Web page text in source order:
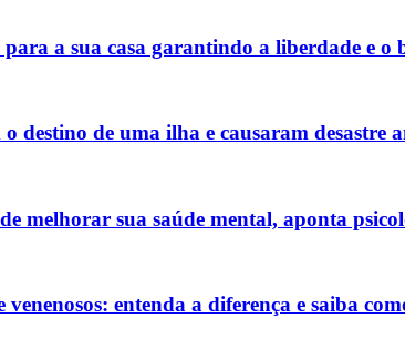
a sua casa garantindo a liberdade e o
destino de uma ilha e causaram desastre
melhorar sua saúde mental, aponta
venenosos: entenda a diferença e saiba